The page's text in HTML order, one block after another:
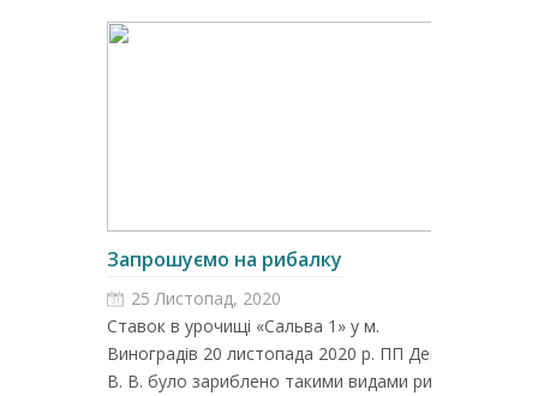
Запрошуємо на рибалку
25 Листопад, 2020
Ставок в урочищі «Сальва 1» у м.
Виноградів 20 листопада 2020 р. ПП Демян
В. В. було зариблено такими видами риби: –